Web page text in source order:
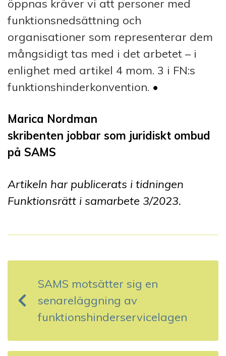
öppnas kräver vi att personer med
funktionsnedsättning och
organisationer som representerar dem
mångsidigt tas med i det arbetet – i
enlighet med artikel 4 mom. 3 i FN:s
funktionshinderkonvention. •
Marica Nordman
skribenten jobbar som juridiskt ombud
på SAMS
Artikeln har publicerats i tidningen
Funktionsrätt i samarbete 3/2023.
n
SAMS motsätter sig en
senareläggning av
funktionshinderservicelagen